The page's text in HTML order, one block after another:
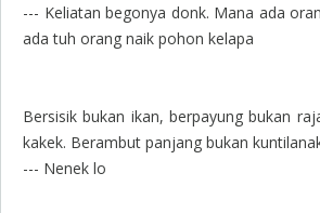
--- Keliatan begonya donk. Mana ada
ada tuh orang naik pohon kelapa
Bersisik bukan ikan, berpayung bukan
kakek. Berambut panjang bukan
--- Nenek lo